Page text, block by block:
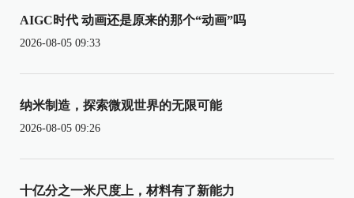
AIGC时代 动画还是原来的那个“动画”吗
2026-08-05 09:33
纳米制造，探索微观世界的无限可能
2026-08-05 09:26
十亿分之一米尺度上，材料有了新能力